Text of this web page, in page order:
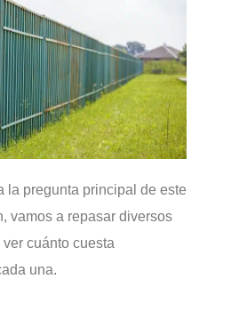
la pregunta principal de este
vamos a repasar diversos
cuánto cuesta
una.